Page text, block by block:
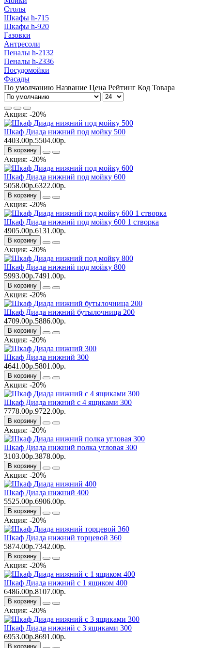
Столы
Шкафы h-715
Шкафы h-920
Газовки
Антресоли
Пеналы h-2132
Пеналы h-2336
Посудомойки
Фасады
По умолчанию Название Цена Рейтинг Код Товара
Акция: -20%
Шкаф Диада нижний под мойку 500
4403.00р.5504.00р.
В корзину
Акция: -20%
Шкаф Диада нижний под мойку 600
5058.00р.6322.00р.
В корзину
Акция: -20%
Шкаф Диада нижний под мойку 600 1 створка
4905.00р.6131.00р.
В корзину
Акция: -20%
Шкаф Диада нижний под мойку 800
5993.00р.7491.00р.
В корзину
Акция: -20%
Шкаф Диада нижний бутылочница 200
4709.00р.5886.00р.
В корзину
Акция: -20%
Шкаф Диада нижний 300
4641.00р.5801.00р.
В корзину
Акция: -20%
Шкаф Диада нижний с 4 ящиками 300
7778.00р.9722.00р.
В корзину
Акция: -20%
Шкаф Диада нижний полка угловая 300
3103.00р.3878.00р.
В корзину
Акция: -20%
Шкаф Диада нижний 400
5525.00р.6906.00р.
В корзину
Акция: -20%
Шкаф Диада нижний торцевой 360
5874.00р.7342.00р.
В корзину
Акция: -20%
Шкаф Диада нижний с 1 ящиком 400
6486.00р.8107.00р.
В корзину
Акция: -20%
Шкаф Диада нижний с 3 ящиками 300
6953.00р.8691.00р.
В корзину